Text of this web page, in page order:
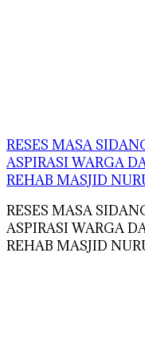
RESES MASA
ASPIRASI WARGA
REHAB MASJID
RESES MASA
ASPIRASI WARGA
REHAB MASJID